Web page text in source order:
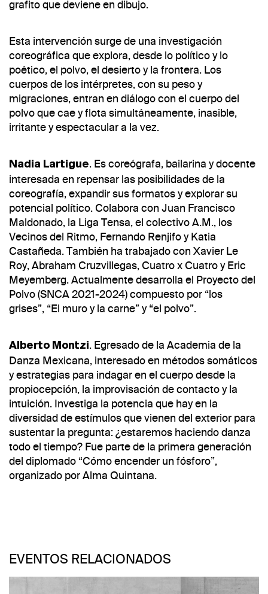
grafito que deviene en dibujo.
Esta intervención surge de una investigación
coreográfica que explora, desde lo político y lo
poético, el polvo, el desierto y la frontera. Los
cuerpos de los intérpretes, con su peso y
migraciones, entran en diálogo con el cuerpo del
polvo que cae y flota simultáneamente, inasible,
irritante y espectacular a la vez.
Nadia Lartigue. Es coreógrafa, bailarina y docente
interesada en repensar las posibilidades de la
coreografía, expandir sus formatos y explorar su
potencial político. Colabora con Juan Francisco
Maldonado, la Liga Tensa, el colectivo A.M., los
Vecinos del Ritmo, Fernando Renjifo y Katia
Castañeda. También ha trabajado con Xavier Le
Roy, Abraham Cruzvillegas, Cuatro x Cuatro y Eric
Meyemberg. Actualmente desarrolla el Proyecto del
Polvo (SNCA 2021-2024) compuesto por “los
grises”, “El muro y la carne” y “el polvo”.
Alberto Montzi. Egresado de la Academia de la
Danza Mexicana, interesado en métodos somáticos
y estrategias para indagar en el cuerpo desde la
propiocepción, la improvisación de contacto y la
intuición. Investiga la potencia que hay en la
diversidad de estímulos que vienen del exterior para
sustentar la pregunta: ¿estaremos haciendo danza
todo el tiempo? Fue parte de la primera generación
del diplomado “Cómo encender un fósforo”,
organizado por Alma Quintana.
EVENTOS RELACIONADOS